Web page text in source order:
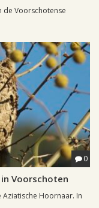
de Voorschotense
0
Voorschoten
Hoornaar. In